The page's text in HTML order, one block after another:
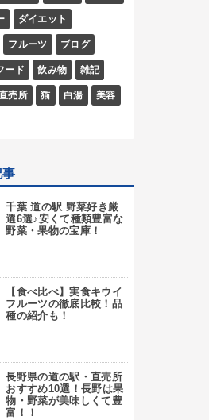
ダイエット
フルーツ ブログ
ード 飲み物 雑記
売所 猫 白湯 美容
事
千葉 道の駅 野菜好き厳
選6選♪安くて種類豊富な
野菜・果物の宝庫！
【食べ比べ】実食キウイ
フルーツの徹底比較！品
種の紹介も！
長野県の道の駅・直売所
おすすめ10選！長野は果
物・野菜が美味しくて豊
富！！